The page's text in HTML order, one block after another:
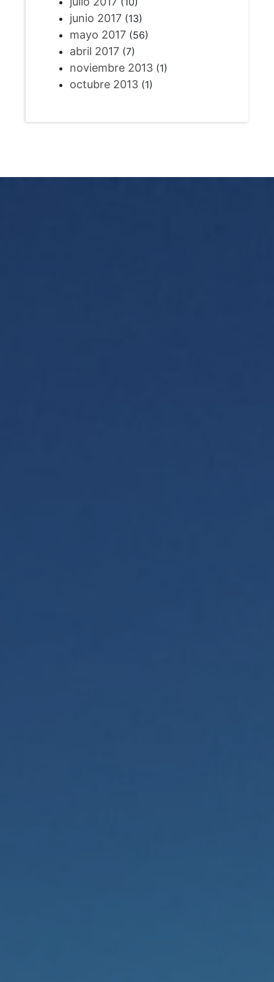
junio 2017(13)
mayo 2017(56)
abril 2017(7)
noviembre 2013(1)
octubre 2013(1)